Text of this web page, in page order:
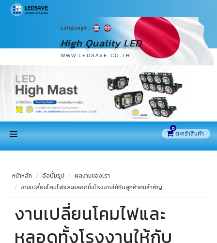
Language :
High Quality LED
WWW.LEDSAVE.CO.TH
0
สินค้า
โปรโมชั่น
หน้าหลัก อัลบั้มรูป
ผลงานของเรา
งานเปลี่ยนโคมไฟและหลอดทั้งโรงงานให้กับลูกค้าคนสำคัญ
งานเปลี่ยนโคมไฟและ
หลอดทั้งโรงงานให้กับ